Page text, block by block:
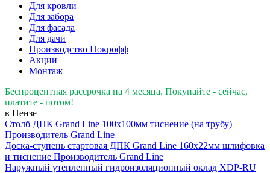
Для кровли
Для забора
Для фасада
Для дачи
Производство Покрофф
Акции
Монтаж
Беспроцентная рассрочка на 4 месяца. Покупайте - сейчас,
платите - потом!
в Пензе
Столб ДПК Grand Line 100х100мм тиснение (на трубу)
Производитель Grand Line
Доска-ступень стартовая ДПК Grand Line 160х22мм шлифовка
и тиснение Производитель Grand Line
Наружный утепленный гидроизоляционный оклад XDP-RU